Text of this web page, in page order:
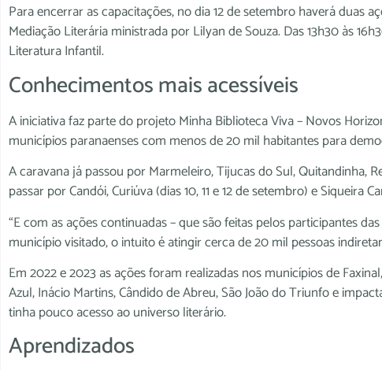
Para encerrar as capacitações, no dia 12 de setembro haverá duas
Mediação Literária ministrada por Lilyan de Souza. Das 13h30 às
Literatura Infantil.
Conhecimentos mais acessíveis
A iniciativa faz parte do projeto Minha Biblioteca Viva – Novos
municípios paranaenses com menos de 20 mil habitantes para
A caravana já passou por Marmeleiro, Tijucas do Sul, Quitandinha,
passar por Candói, Curiúva (dias 10, 11 e 12 de setembro) e Siqueira
“E com as ações continuadas – que são feitas pelos participantes
município visitado, o intuito é atingir cerca de 20 mil pessoas
Em 2022 e 2023 as ações foram realizadas nos municípios de
Azul, Inácio Martins, Cândido de Abreu, São João do Triunfo e
tinha pouco acesso ao universo literário.
Aprendizados